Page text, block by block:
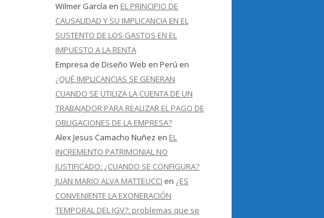
Wilmer García en EL PRINCIPIO DE
CAUSALIDAD Y SU IMPLICANCIA EN EL
SUSTENTO DE LOS GASTOS EN EL
IMPUESTO A LA RENTA
Empresa de Diseño Web en Perú en
¿QUÉ IMPLICANCIAS SE GENERAN
CUANDO SE UTILIZA LA CUENTA DE UN
TRABAJADOR PARA REALIZAR EL PAGO DE
OBLIGACIONES DE LA EMPRESA?
Alex Jesus Camacho Nuñez en EL
INCREMENTO PATRIMONIAL NO
JUSTIFICADO: ¿CUANDO SE CONFIGURA?
JUAN MARIO ALVA MATTEUCCI en ¿ES
CONVENIENTE LA EXONERACIÓN
TEMPORAL DEL IGV?: problemas que se